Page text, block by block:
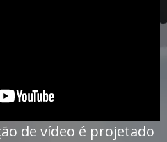
de vídeo é projetado